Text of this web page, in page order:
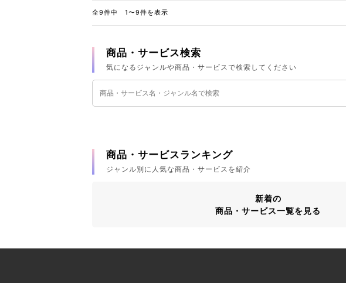
全9件中 1〜9件を表示
商品・サービス検索
気になるジャンルや商品・サービスで検索してください
商品・サービスランキング
ジャンル別に人気な商品・サービスを紹介
新着の
商品・サービス一覧を見る